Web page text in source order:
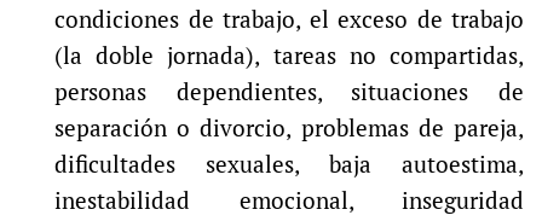
condiciones de trabajo, el exceso de trabajo
(la doble jornada), tareas no compartidas,
personas dependientes, situaciones de
separación o divorcio, problemas de pareja,
dificultades sexuales, baja autoestima,
inestabilidad emocional, inseguridad